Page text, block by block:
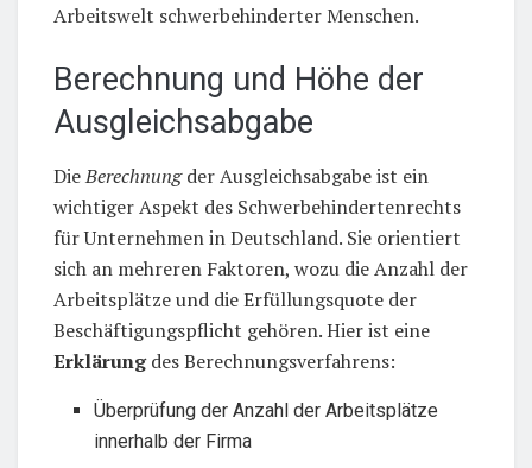
Arbeitswelt schwerbehinderter Menschen.
Berechnung und Höhe der
Ausgleichsabgabe
DieBerechnungder Ausgleichsabgabe ist ein
wichtiger Aspekt des Schwerbehindertenrechts
für Unternehmen in Deutschland. Sie orientiert
sich an mehreren Faktoren, wozu die Anzahl der
Arbeitsplätze und die Erfüllungsquote der
Beschäftigungspflicht gehören. Hier ist eine
Erklärungdes Berechnungsverfahrens:
Überprüfung der Anzahl der Arbeitsplätze
innerhalb der Firma